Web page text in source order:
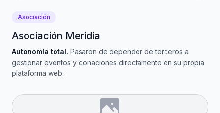
Asociación
Asociación Meridia
Autonomía total. Pasaron de depender de terceros a
gestionar eventos y donaciones directamente en su propia
plataforma web.